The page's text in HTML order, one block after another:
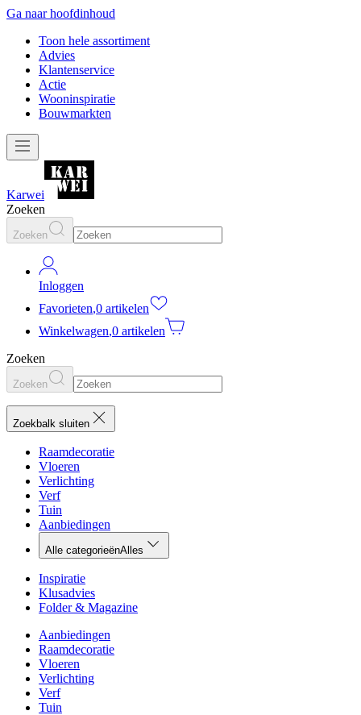
Ga naar hoofdinhoud
Toon hele assortiment
Advies
Klantenservice
Actie
Wooninspiratie
Bouwmarkten
Karwei
Zoeken
Zoeken
Inloggen
Favorieten,0 artikelen
Winkelwagen,0 artikelen
Zoeken
Zoeken
Zoekbalk sluiten
Raamdecoratie
Vloeren
Verlichting
Verf
Tuin
Aanbiedingen
Alle categorieënAlles
Inspiratie
Klusadvies
Folder & Magazine
Aanbiedingen
Raamdecoratie
Vloeren
Verlichting
Verf
Tuin